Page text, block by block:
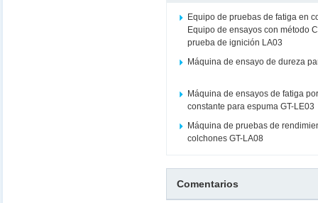
Equipo de pruebas de fatiga en
Equipo de ensayos con método
prueba de ignición LA03
Máquina de ensayo de dureza
Máquina de ensayos de fatiga
constante para espuma GT-LE03
Máquina de pruebas de
colchones GT-LA08
Comentarios